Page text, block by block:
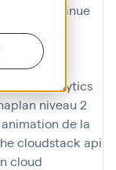
continue
data
du
analytics
niveau 2
animation de la
cloudstack api
cloud